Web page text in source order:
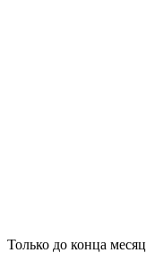
Только до конца